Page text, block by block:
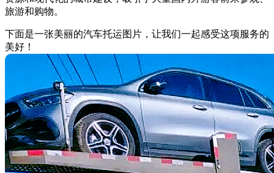
旅游和购物。
下面是一张美丽的汽车托运图片，让我们一起感受这项服务的
美好！